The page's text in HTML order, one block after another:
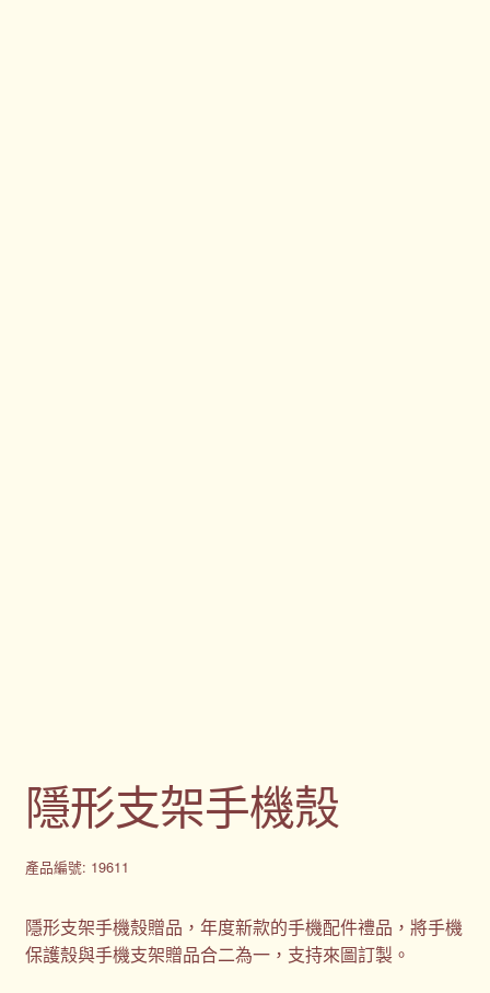
隱形支架手機殼
產品編號: 19611
隱形支架手機殼贈品，年度新款的手機配件禮品，將手機
保護殼與手機支架贈品合二為一，支持來圖訂製。